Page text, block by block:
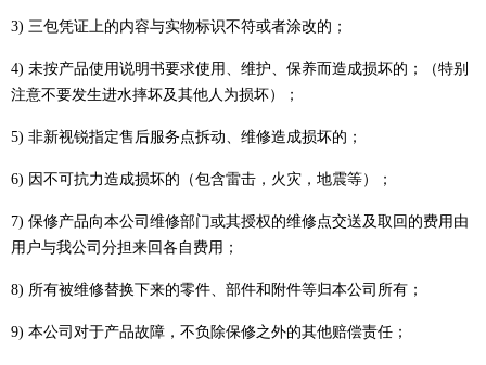
3) 三包凭证上的内容与实物标识不符或者涂改的；
4) 未按产品使用说明书要求使用、维护、保养而造成损坏的；（特别
注意不要发生进水摔坏及其他人为损坏）；
5) 非新视锐指定售后服务点拆动、维修造成损坏的；
6) 因不可抗力造成损坏的（包含雷击，火灾，地震等）；
7) 保修产品向本公司维修部门或其授权的维修点交送及取回的费用由
用户与我公司分担来回各自费用；
8) 所有被维修替换下来的零件、部件和附件等归本公司所有；
9) 本公司对于产品故障，不负除保修之外的其他赔偿责任；